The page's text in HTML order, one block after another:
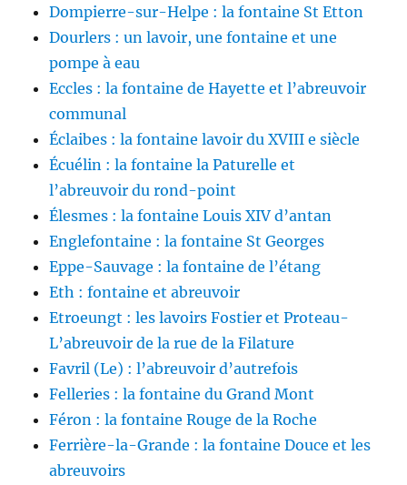
Dompierre-sur-Helpe : la fontaine St Etton
Dourlers : un lavoir, une fontaine et une
pompe à eau
Eccles : la fontaine de Hayette et l’abreuvoir
communal
Éclaibes : la fontaine lavoir du XVIII e siècle
Écuélin : la fontaine la Paturelle et
l’abreuvoir du rond-point
Élesmes : la fontaine Louis XIV d’antan
Englefontaine : la fontaine St Georges
Eppe-Sauvage : la fontaine de l’étang
Eth : fontaine et abreuvoir
Etroeungt : les lavoirs Fostier et Proteau-
L’abreuvoir de la rue de la Filature
Favril (Le) : l’abreuvoir d’autrefois
Felleries : la fontaine du Grand Mont
Féron : la fontaine Rouge de la Roche
Ferrière-la-Grande : la fontaine Douce et les
abreuvoirs